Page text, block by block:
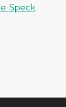
Speck